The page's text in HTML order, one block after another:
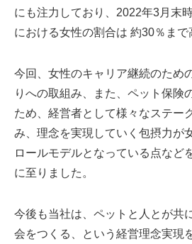
にも注力しており、2022年3月末
における女性の割合は 約30％まで
今回、女性のキャリア継続のため
りへの取組み、また、ペット保険
ため、経営者として様々なステー
み、理念を実現していく包摂力が
ロールモデルとなっている点など
に至りました。
今後も当社は、ペットと人とが共
会をつくる、という経営理念実現